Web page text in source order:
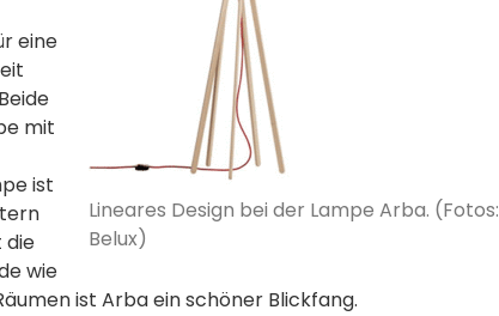
Lineares Design bei der Lampe Arba. (Fotos:
Belux)
eine
mit
ist
die
wie
ist Arba ein schöner Blickfang.